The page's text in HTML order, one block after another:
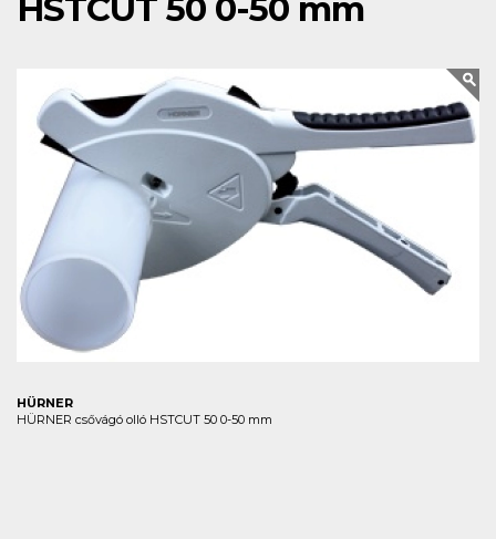
HSTCUT 50 0-50 mm
HÜRNER
HÜRNER csővágó olló HSTCUT 50 0-50 mm